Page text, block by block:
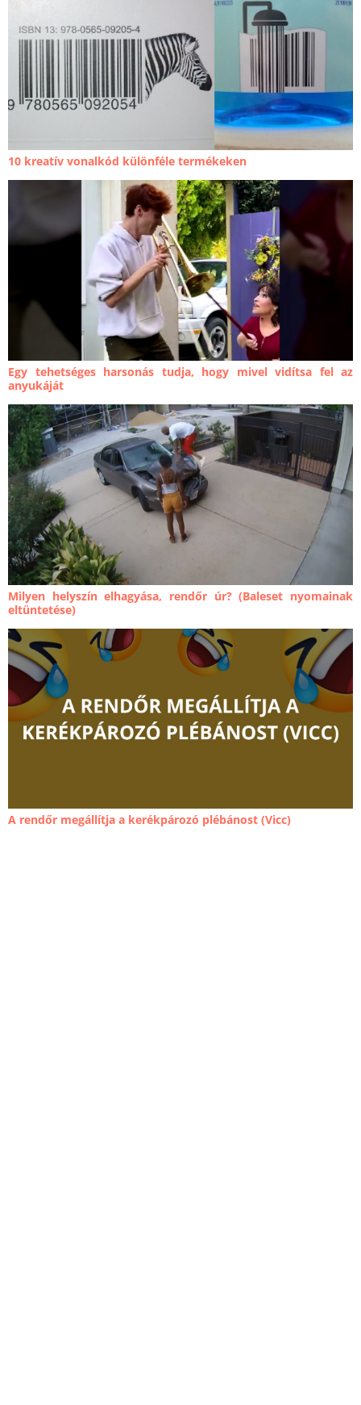
10 kreatív vonalkód különféle termékeken
Egy tehetséges harsonás tudja, hogy mivel vidítsa fel az
anyukáját
Milyen helyszín elhagyása, rendőr úr? (Baleset nyomainak
eltüntetése)
A rendőr megállítja a kerékpározó plébánost (Vicc)